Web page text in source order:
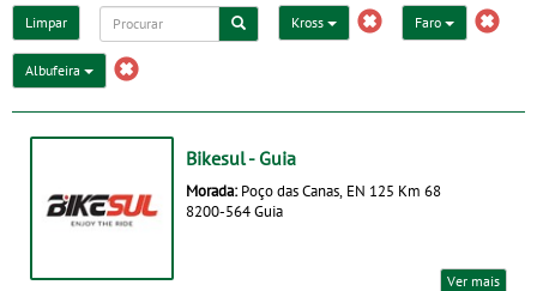
Limpar Kross Faro
Albufeira
Bikesul - Guia
Morada: Poço das Canas, EN 125 Km 68
8200-564 Guia
Ver mais